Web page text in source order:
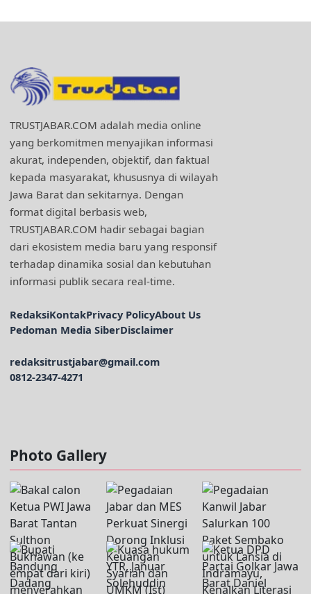
TRUSTJABAR.COM adalah media online
yang berkomitmen menyajikan informasi
akurat, independen, objektif, dan faktual
kepada masyarakat, khususnya di wilayah
Jawa Barat dan sekitarnya. Dengan
format digital berbasis web,
TRUSTJABAR.COM hadir sebagai bagian
dari ekosistem media baru yang responsif
terhadap dinamika sosial dan kebutuhan
informasi publik secara real-time.
RedaksiKontakPrivacy PolicyAbout Us
Pedoman Media SiberDisclaimer
redaksitrustjabar@gmail.com
0812-2347-4271
Photo Gallery